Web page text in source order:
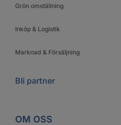
Grön omställning
Inköp & Logistik
Marknad & Försäljning
Bli partner
OM OSS